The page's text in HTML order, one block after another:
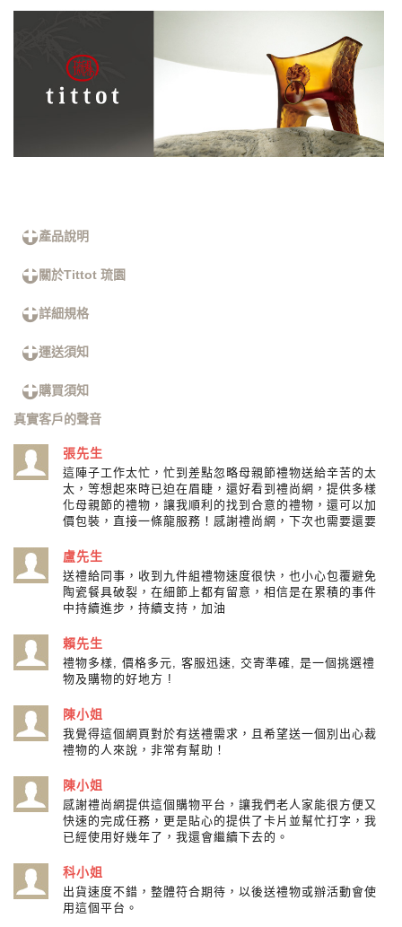
產品說明
關於Tittot 琉園
詳細規格
運送須知
購買須知
真實客戶的聲音
張先生
這陣子工作太忙，忙到差點忽略母親節禮物送給辛苦的太
太，等想起來時已迫在眉睫，還好看到禮尚網，提供多樣
化母親節的禮物，讓我順利的找到合意的禮物，還可以加
價包裝，直接一條龍服務！感謝禮尚網，下次也需要還要
盧先生
送禮給同事，收到九件組禮物速度很快，也小心包覆避免
陶瓷餐具破裂，在細節上都有留意，相信是在累積的事件
中持續進步，持續支持，加油
賴先生
禮物多樣, 價格多元, 客服迅速, 交寄準確, 是一個挑選禮
物及購物的好地方 !
陳小姐
我覺得這個網頁對於有送禮需求，且希望送一個別出心裁
禮物的人來說，非常有幫助！
陳小姐
感謝禮尚網提供這個購物平台，讓我們老人家能很方便又
快速的完成任務，更是貼心的提供了卡片並幫忙打字，我
已經使用好幾年了，我還會繼續下去的。
科小姐
出貨速度不錯，整體符合期待，以後送禮物或辦活動會使
用這個平台。